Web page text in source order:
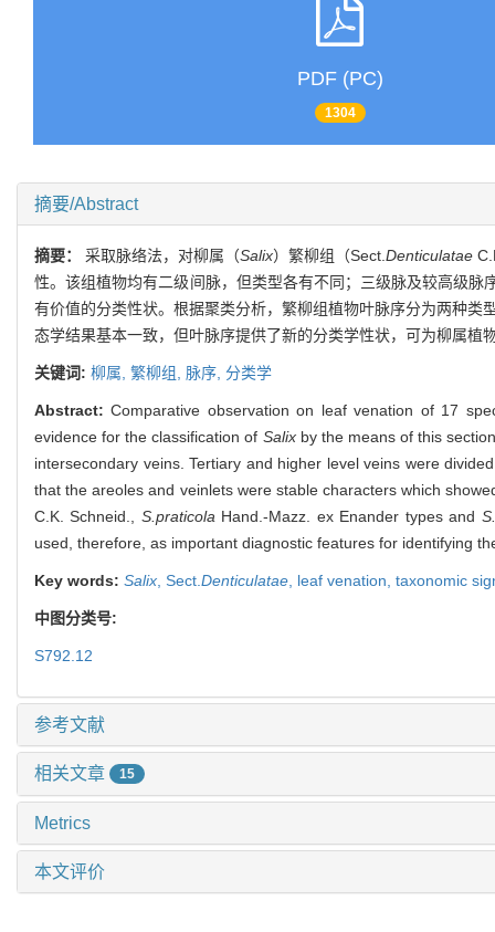
PDF (PC)
1304
摘要/Abstract
摘要：采取脉络法，对柳属（Salix）繁柳组（Sect.Denticulatae
性。该组植物均有二级间脉，但类型各有不同；三级脉及较高级
有价值的分类性状。根据聚类分析，繁柳组植物叶脉序分为两种类
态学结果基本一致，但叶脉序提供了新的分类学性状，可为柳属植
关键词: 柳属, 繁柳组, 脉序, 分类学
Abstract:Comparative observation on leaf venation of 17
evidence for the classification of Salixby the means of this
intersecondary veins. Tertiary and higher level veins were
that the areoles and veinlets were stable characters which
C.K. Schneid., S.praticola Hand.-Mazz. ex Enander types and
used, therefore, as important diagnostic features for identifying
Key words: Salix Sect. Denticulatae leaf venation, taxonomic
中图分类号:
S792.12
参考文献
相关文章 15
Metrics
本文评价